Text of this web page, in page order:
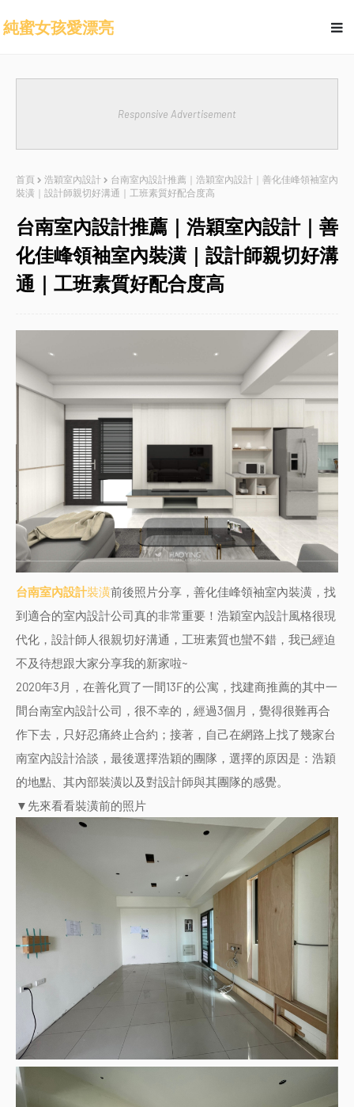
純蜜女孩愛漂亮
Responsive Advertisement
首頁 浩穎室內設計
台南室內設計推薦｜浩穎室內設計｜善化佳峰領袖室內
裝潢｜設計師親切好溝通｜工班素質好配合度高
台南室內設計推薦｜浩穎室內設計｜善
化佳峰領袖室內裝潢｜設計師親切好溝
通｜工班素質好配合度高
台南室內設計裝潢前後照片分享，善化佳峰領袖室內裝潢 ，找
到適合的室內設計公司真的非常重要！ 浩穎室內設計風格很現
代化，設計師人很親切好溝通，工班素質也蠻不錯，我已經迫
不及待想跟大家分享我的新家啦~
2020年3月，在善化買了一間13F的公寓，找建商推薦的其中一
間台南室內設計公司 ，很不幸的，經過3個月，覺得很難再合
作下去，只好忍痛終止合約；接著，自己在網路上找了幾家台
南室內設計洽談，最後選擇浩穎的團隊，選擇的原因是：浩穎
的地點、其內部裝潢以及對設計師與其團隊的感覺。
▼先來看看裝潢前的照片